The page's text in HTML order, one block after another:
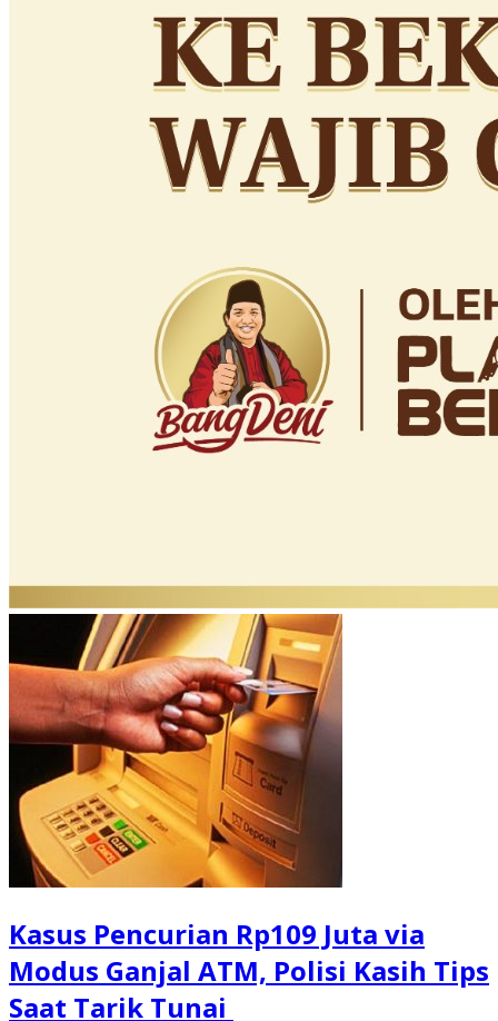
Kasus Pencurian Rp109 Juta via
Modus Ganjal ATM, Polisi Kasih Tips
Saat Tarik Tunai